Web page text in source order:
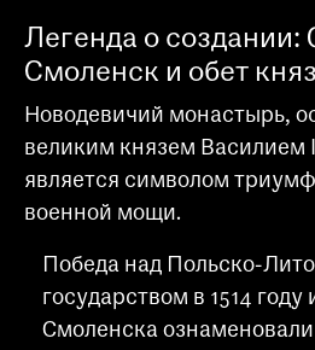
Легенда о создании:
Смоленск и обет
Новодевичий монастырь,
великим князем Василием
является символом
военной мощи.
Победа над Польско-
государством в 1514 году
Смоленска